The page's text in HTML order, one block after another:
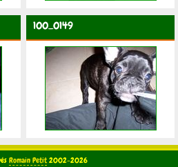
100_0149
Romain Petit2002-2026